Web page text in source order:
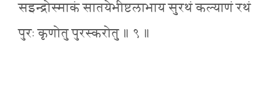
सइन्द्रोस्माकं सातयेभीष्टलाभाय सुरथं कल्याणं रथं
पुरः कृणोतु पुरस्करोतु ॥ ९ ॥